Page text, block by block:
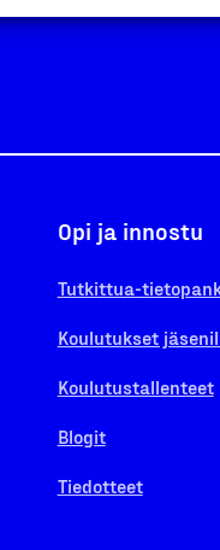
Opi ja innostu
Tutkittua-
Koulutukset
Koulutustallenteet
Blogit
Tiedotteet